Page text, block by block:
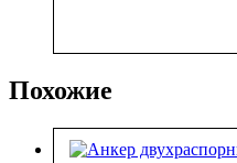
Похожие